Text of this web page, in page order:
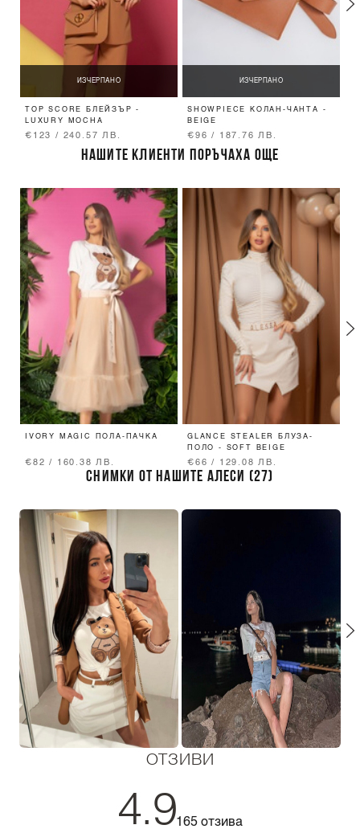
ИЗЧЕРПАНО
TOP SCORE БЛЕЙЗЪР -
LUXURY MOCHA
€123 / 240.57 ЛВ.
ИЗЧЕРПАНО
SHOWPIECE КОЛАН-ЧАНТА -
BEIGE
€96 / 187.76 ЛВ.
НАШИТЕ КЛИЕНТИ ПОРЪЧАХА ОЩЕ
IVORY MAGIC ПОЛА-ПАЧКА
€82 / 160.38 ЛВ.
GLANCE STEALER БЛУЗА-
ПОЛО - SOFT BEIGE
€66 / 129.08 ЛВ.
СНИМКИ ОТ НАШИТЕ АЛЕСИ (27)
ОТЗИВИ
4.9165 отзива